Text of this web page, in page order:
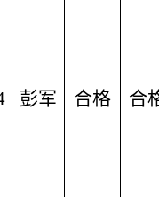
彭军 合格 合